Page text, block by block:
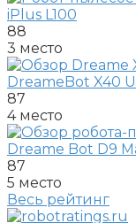
iPlus L100
88
3 место
DreameBot X40
87
4 место
Dreame Bot D9
87
5 место
Весь рейтинг